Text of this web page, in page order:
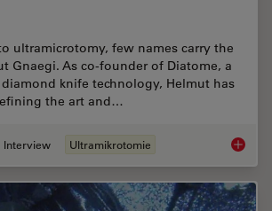
ultramicrotomy, few names carry the
Gnaegi. As co-founder of Diatome, a
knife technology, Helmut has
the art and…
Interview Ultramikrotomie